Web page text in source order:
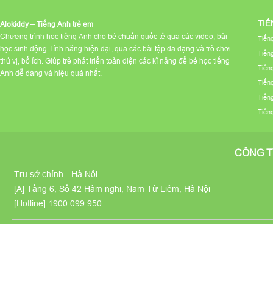
Alokiddy – Tiếng Anh trẻ em
Chương trình học tiếng Anh cho bé chuẩn quốc tế qua các video, bài
học sinh động.Tính năng hiện đại, qua các bài tập đa dạng và trò chơi
thú vị, bổ ích. Giúp trẻ phát triển toàn diện các kĩ năng để bé học tiếng
Anh dễ dàng và hiệu quả nhất.
CÔNG
Trụ sở chính - Hà Nội
[A] Tầng 6, Số 42 Hàm nghi, Nam Từ Liêm, Hà Nội
[Hotline] 1900.099.950